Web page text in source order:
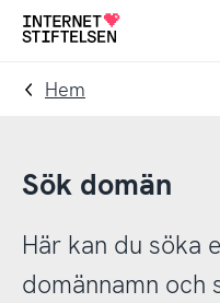
Till
navigering
Till
innehåll
Till
Hem
Sök domän
Här kan du söka
domännamn och